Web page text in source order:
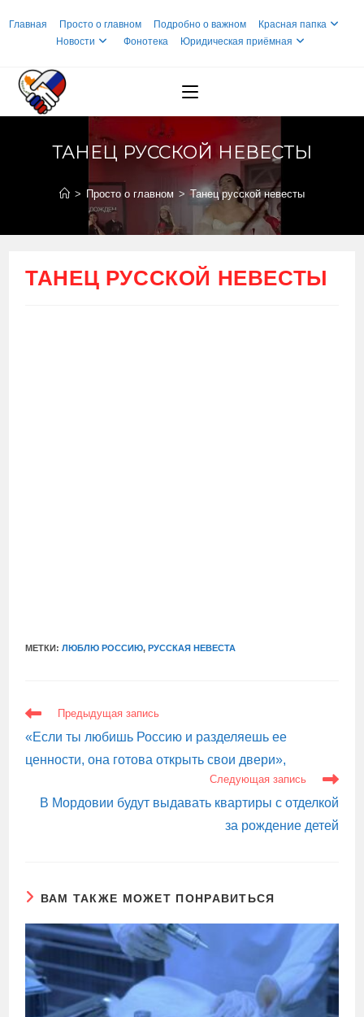
Главная Просто о главном Подробно о важном
Красная папка
Новости
Фонотека Юридическая приёмная
ТАНЕЦ РУССКОЙ НЕВЕСТЫ
> Просто о главном > Танец русской невесты
ТАНЕЦ РУССКОЙ НЕВЕСТЫ
МЕТКИ:ЛЮБЛЮ РОССИЮ, РУССКАЯ НЕВЕСТА
ЕЩЕ
СТАТЬИ
Предыдущая запись
«Если ты любишь Россию и разделяешь ее
ценности, она готова открыть свои двери»,
Следующая запись
В Мордовии будут выдавать квартиры с отделкой
за рождение детей
ВАМ ТАКЖЕ МОЖЕТ ПОНРАВИТЬСЯ